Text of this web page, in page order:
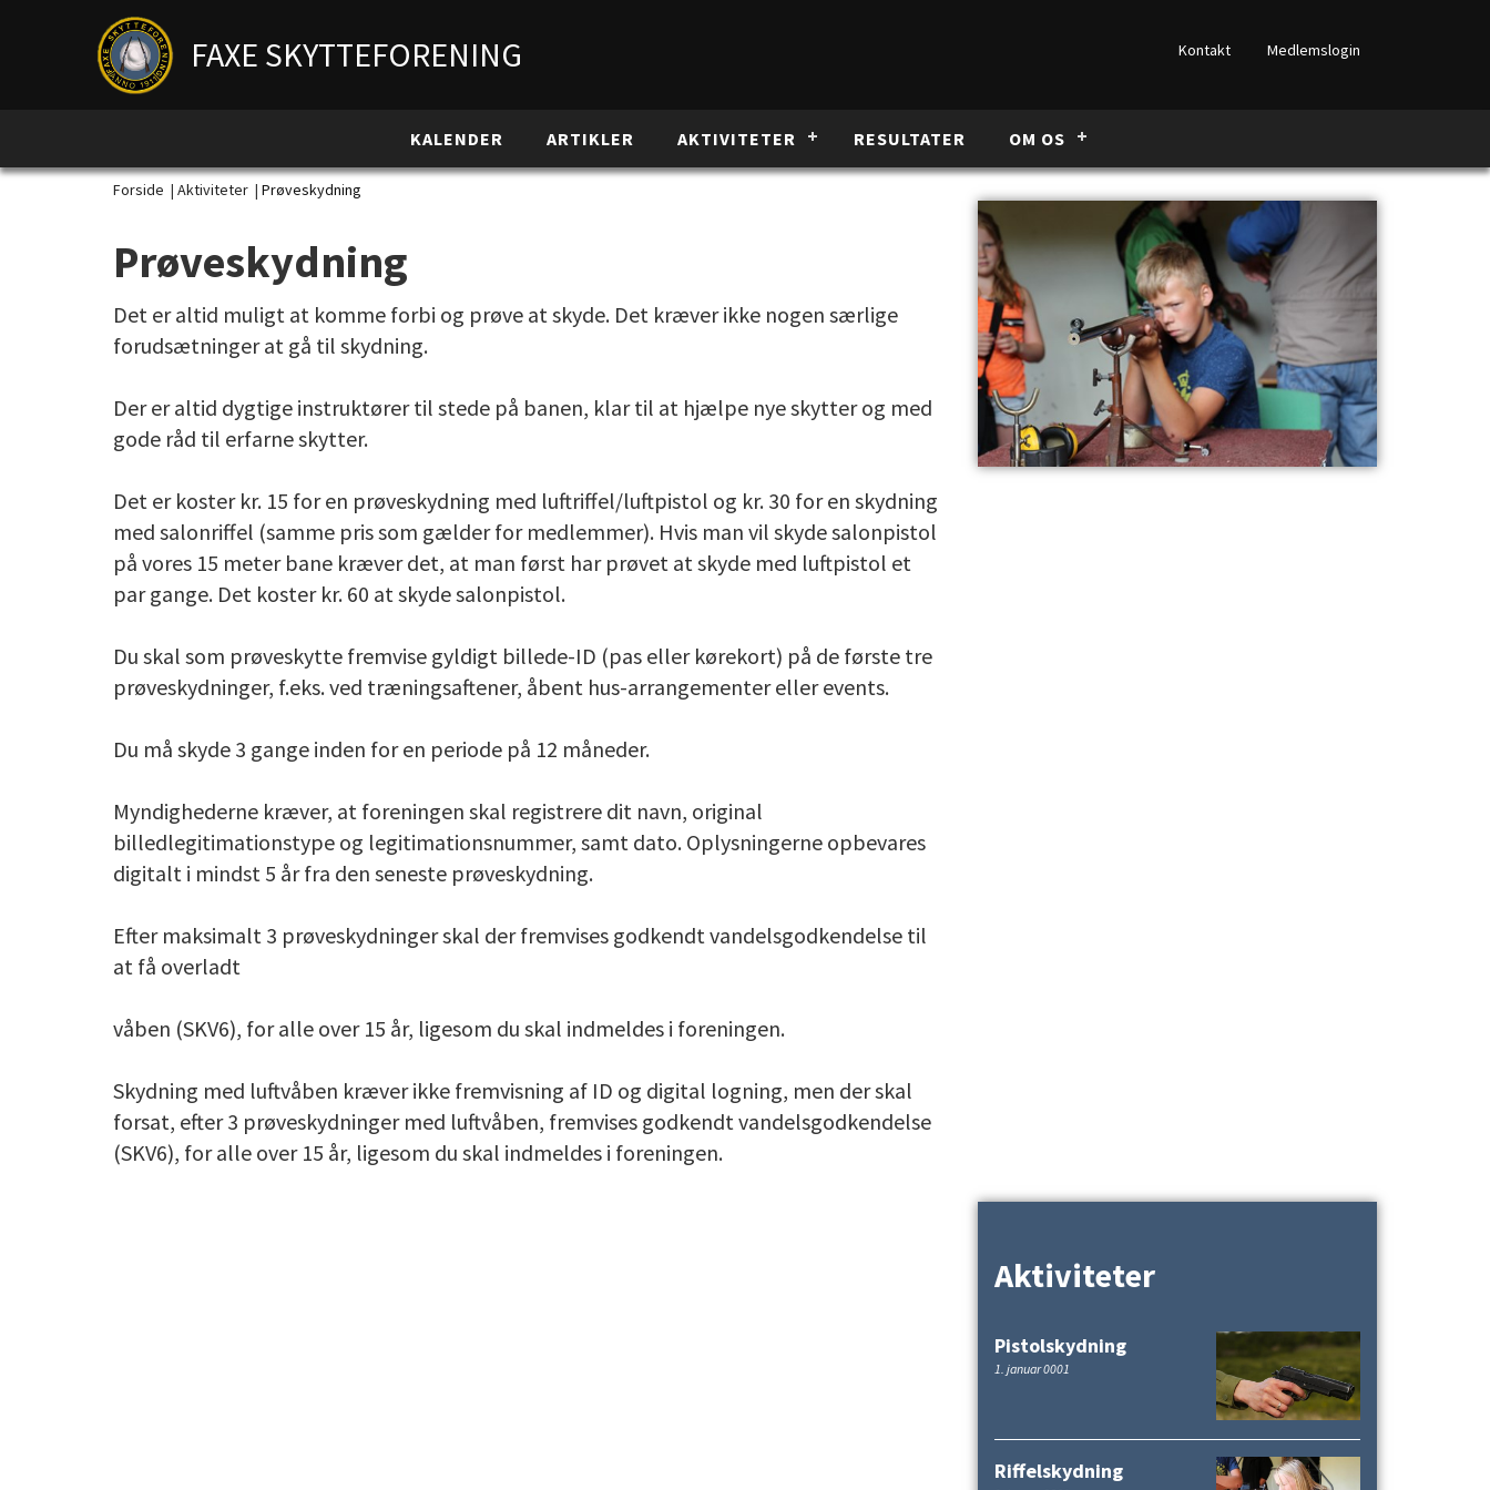
FAXE SKYTTEFORENING Kontakt Medlemslogin
KALENDER ARTIKLER AKTIVITETER RESULTATER OM OS
Forside | Aktiviteter | Prøveskydning
Prøveskydning
Det er altid muligt at komme forbi og prøve at skyde. Det kræver ikke nogen særlige
forudsætninger at gå til skydning.
Der er altid dygtige instruktører til stede på banen, klar til at hjælpe nye skytter og med
gode råd til erfarne skytter.
Det er koster kr. 15 for en prøveskydning med luftriffel/luftpistol og kr. 30 for en skydning
med salonriffel (samme pris som gælder for medlemmer). Hvis man vil skyde salonpistol
på vores 15 meter bane kræver det, at man først har prøvet at skyde med luftpistol et
par gange. Det koster kr. 60 at skyde salonpistol.
Du skal som prøveskytte fremvise gyldigt billede-ID (pas eller kørekort) på de første tre
prøveskydninger, f.eks. ved træningsaftener, åbent hus-arrangementer eller events.
Du må skyde 3 gange inden for en periode på 12 måneder.
Myndighederne kræver, at foreningen skal registrere dit navn, original
billedlegitimationstype og legitimationsnummer, samt dato. Oplysningerne opbevares
digitalt i mindst 5 år fra den seneste prøveskydning.
Efter maksimalt 3 prøveskydninger skal der fremvises godkendt vandelsgodkendelse til
at få overladt
våben (SKV6), for alle over 15 år, ligesom du skal indmeldes i foreningen.
Skydning med luftvåben kræver ikke fremvisning af ID og digital logning, men der skal
forsat, efter 3 prøveskydninger med luftvåben, fremvises godkendt vandelsgodkendelse
(SKV6), for alle over 15 år, ligesom du skal indmeldes i foreningen.
Aktiviteter
Pistolskydning
1. januar 0001
Riffelskydning